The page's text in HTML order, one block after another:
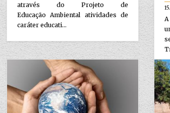
através do Projeto de
Educação Ambiental atividades de
caráter educati...